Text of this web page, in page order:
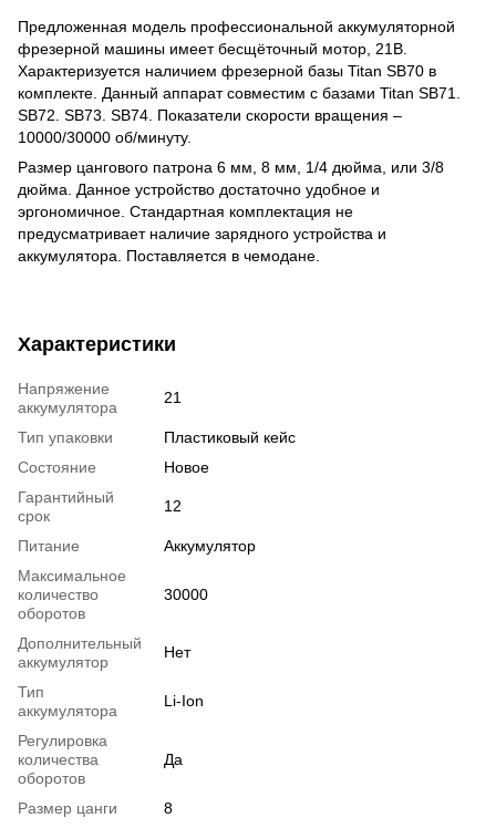
Предложенная модель профессиональной аккумуляторной
фрезерной машины имеет бесщёточный мотор, 21В.
Характеризуется наличием фрезерной базы Titan SB70 в
комплекте. Данный аппарат совместим с базами Titan SB71.
SB72. SB73. SB74. Показатели скорости вращения –
10000/30000 об/минуту.
Размер цангового патрона 6 мм, 8 мм, 1/4 дюйма, или 3/8
дюйма. Данное устройство достаточно удобное и
эргономичное. Стандартная комплектация не
предусматривает наличие зарядного устройства и
аккумулятора. Поставляется в чемодане.
Характеристики
Напряжение
аккумулятора
21
Тип упаковки
Пластиковый кейс
Состояние
Новое
Гарантийный
срок
12
Питание
Аккумулятор
Максимальное
количество
оборотов
30000
Дополнительный
аккумулятор
Нет
Тип
аккумулятора
Li-Ion
Регулировка
количества
оборотов
Да
Размер цанги 8